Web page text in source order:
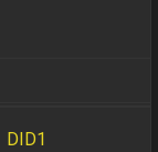
DID1